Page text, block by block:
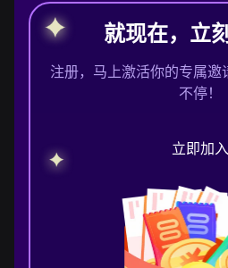
就现在，立
注册，马上激活你的专属
不停！
立即加入